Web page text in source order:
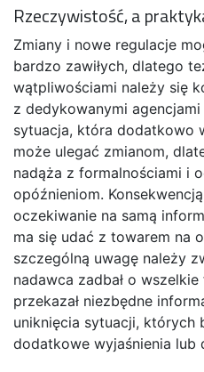
Rzeczywistość, a
Zmiany i nowe regulacje
bardzo zawiłych, dlatego
wątpliwościami należy się
z dedykowanymi
sytuacja, która dodatkowo
może ulegać zmianom,
nadąża z formalnościami i
opóźnieniom.
oczekiwanie na samą
ma się udać z towarem na
szczególną uwagę należy
nadawca zadbał o
przekazał niezbędne
uniknięcia sytuacji, których
dodatkowe wyjaśnienia lub